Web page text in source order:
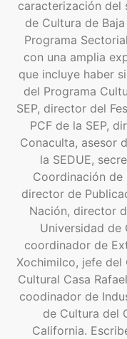
caracterización del
de Cultura de
Programa
con una amplia
que incluye haber
del Programa
SEP, director del
PCF de la SEP,
Conaculta, asesor
la SEDUE,
Coordinación de
director de
Nación, director
Universidad de
coordinador de
Xochimilco, jefe del
Cultural Casa
coodinador de
de Cultura del
California.